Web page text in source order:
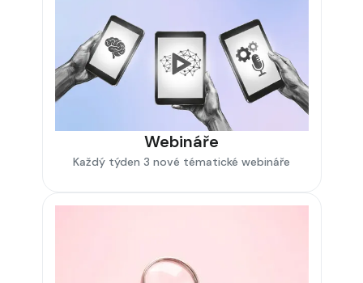
Webináře
Každý týden 3 nové tématické webináře